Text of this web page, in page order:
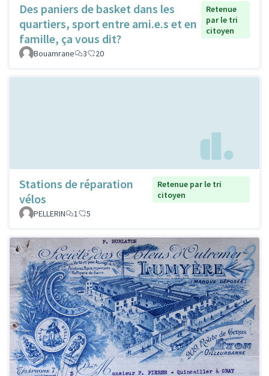
Des paniers de basket dans les
quartiers, sport entre ami.e.s et en
famille, ça vous dit?
Retenue
par le tri
citoyen
Bouamrane 3 20
Stations de réparation
vélos
Retenue par le tri
citoyen
PELLERIN
1 5